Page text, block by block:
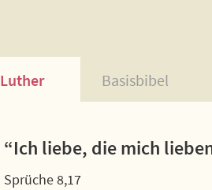
Luther Basisbibel
“Ich liebe, die mich
Sprüche 8,17